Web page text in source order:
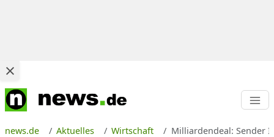
news.de Aktuelles Wirtschaft Milliardendeal: Sender